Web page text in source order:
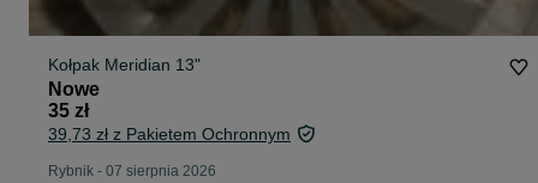
Kołpak Meridian 13"
Nowe
35 zł
39,73 zł z Pakietem Ochronnym
Rybnik - 07 sierpnia 2026